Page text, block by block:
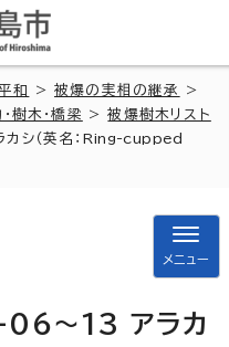
和 >被爆の実相の継承
>
樹木・橋梁 >被爆樹木リスト
（英名： Ring-cupped
メニュー
～13 アラカ